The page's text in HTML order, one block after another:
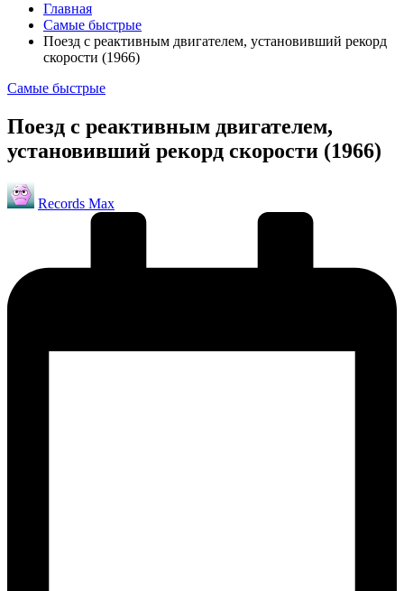
Главная
Самые быстрые
Поезд с реактивным двигателем, установивший рекорд
скорости (1966)
Опубликовано
Самые быстрые
Поезд с реактивным двигателем,
установивший рекорд скорости (1966)
Запись
от
Records Max